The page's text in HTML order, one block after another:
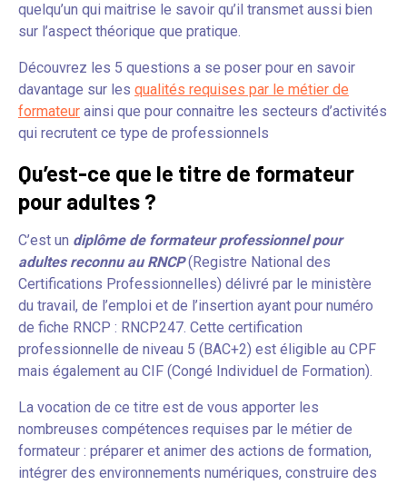
quelqu’un qui maitrise le savoir qu’il transmet aussi bien
sur l’aspect théorique que pratique.
Découvrez les 5 questions a se poser pour en savoir
davantage sur les qualités requises par le métier de
formateur ainsi que pour connaitre les secteurs d’activités
qui recrutent ce type de professionnels
Qu’est-ce que le titre de formateur
pour adultes ?
C’est un diplôme de formateur professionnel pour
adultes reconnu au RNCP(Registre National des
Certifications Professionnelles) délivré par le ministère
du travail, de l’emploi et de l’insertion ayant pour numéro
de fiche RNCP : RNCP247. Cette certification
professionnelle de niveau 5 (BAC+2) est éligible au CPF
mais également au CIF (Congé Individuel de Formation).
La vocation de ce titre est de vous apporter les
nombreuses compétences requises par le métier de
formateur : préparer et animer des actions de formation,
intégrer des environnements numériques, construire des